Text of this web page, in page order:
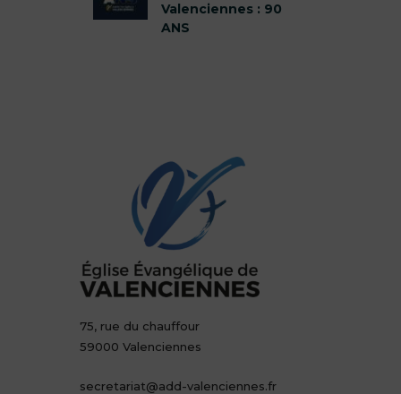
Valenciennes : 90
ANS
75, rue du chauffour
59000 Valenciennes
secretariat@add-valenciennes.fr